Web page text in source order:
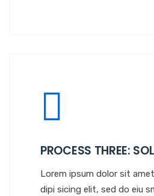
PROCESS THREE:
Lorem ipsum dolor sit
dipi sicing elit, sed do eiu